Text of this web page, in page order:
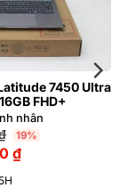
7450 Ultra
FHD+
nhân
19%
₫